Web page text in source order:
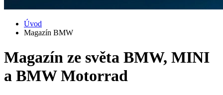
Úvod
Magazín BMW
Magazín ze světa BMW, MINI
a BMW Motorrad